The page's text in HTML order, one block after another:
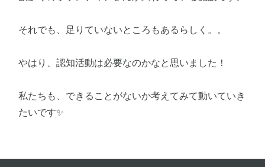
それでも、足りていないところもあるらしく。。
やはり、認知活動は必要なのかなと思いました！
私たちも、できることがないか考えてみて動いていき
たいです✨